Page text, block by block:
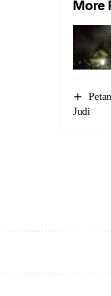
More
Judi